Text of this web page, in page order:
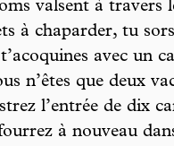
valsent à travers
à chaparder, tu
avec un
n’êtes que deux
l’entrée de dix
à nouveau